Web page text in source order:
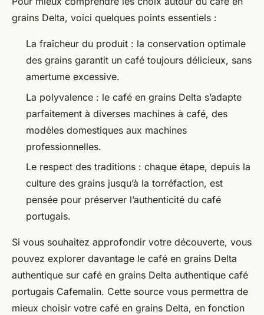
grains Delta, voici quelques points essentiels :
La fraîcheur du produit : la conservation optimale
des grains garantit un café toujours délicieux, sans
amertume excessive.
La polyvalence : le café en grains Delta s’adapte
parfaitement à diverses machines à café, des
modèles domestiques aux machines
professionnelles.
Le respect des traditions : chaque étape, depuis la
culture des grains jusqu’à la torréfaction, est
pensée pour préserver l’authenticité du café
portugais.
Si vous souhaitez approfondir votre découverte, vous
pouvez explorer davantage le café en grains Delta
authentique sur café en grains Delta authentique café
portugais Cafemalin. Cette source vous permettra de
mieux choisir votre café en grains Delta, en fonction